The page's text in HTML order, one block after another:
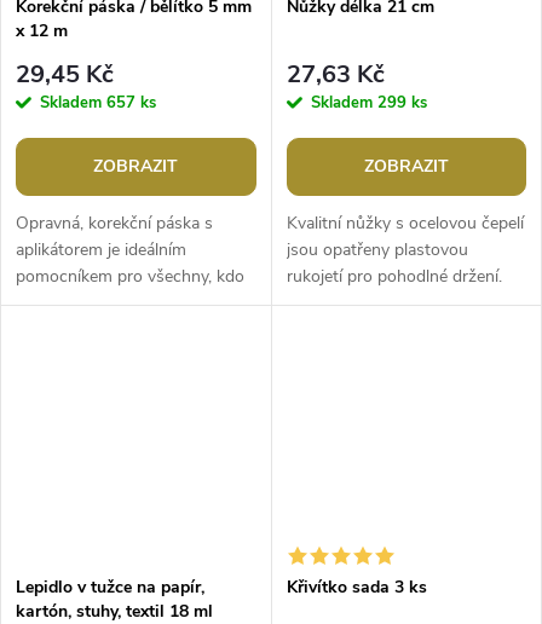
Korekční páska / bělítko 5 mm
x 12 m
29,45 Kč
Skladem 657 ks
ZOBRAZIT
Opravná, korekční páska s
aplikátorem je ideálním
pomocníkem pro všechny, kdo
potřebují rychle a efektivně
Nůžky délka 21 cm
27,63 Kč
Skladem 299 ks
ZOBRAZIT
Kvalitní nůžky s ocelovou čepelí
jsou opatřeny plastovou
rukojetí pro pohodlné držení.
Jsou vhodné ke stříhání
Lepidlo v tužce na papír,
kartón, stuhy, textil 18 ml
Křivítko sada 3 ks